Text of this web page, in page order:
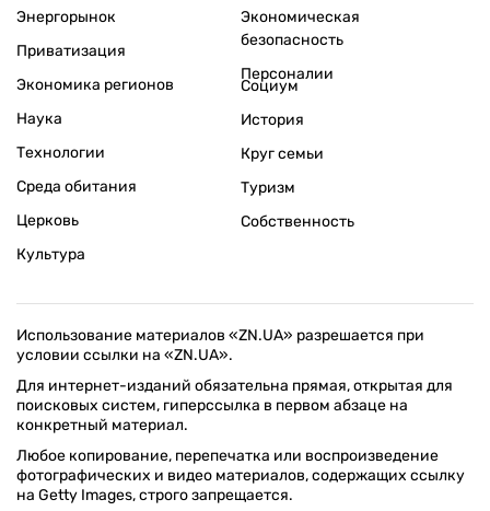
Энергорынок
Приватизация
Экономика регионов
Экономическая
безопасность
Персоналии
Наука
Технологии
Среда обитания
Церковь
Культура
Социум
История
Круг семьи
Туризм
Собственность
Использование материалов «ZN.UA» разрешается при
условии ссылки на «ZN.UA».
Для интернет-изданий обязательна прямая, открытая для
поисковых систем, гиперссылка в первом абзаце на
конкретный материал.
Любое копирование, перепечатка или воспроизведение
фотографических и видео материалов, содержащих ссылку
на Getty Images, строго запрещается.